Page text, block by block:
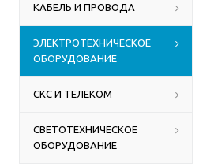
Контакты
КАБЕЛЬ И ПРОВОДА
ЭЛЕКТРОТЕХНИЧЕСКОЕ
ОБОРУДОВАНИЕ
СКС И ТЕЛЕКОМ
СВЕТОТЕХНИЧЕСКОЕ
ОБОРУДОВАНИЕ